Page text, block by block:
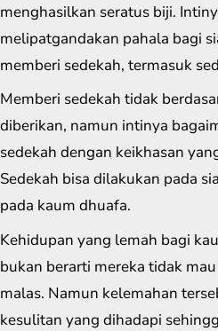
menghasilkan seratus biji.
melipatgandakan pahala bagi
memberi sedekah, termasuk
Memberi sedekah tidak
diberikan, namun intinya
sedekah dengan keikhasan
Sedekah bisa dilakukan pada
pada kaum dhuafa.
Kehidupan yang lemah bagi
bukan berarti mereka tidak
malas. Namun kelemahan
kesulitan yang dihadapi